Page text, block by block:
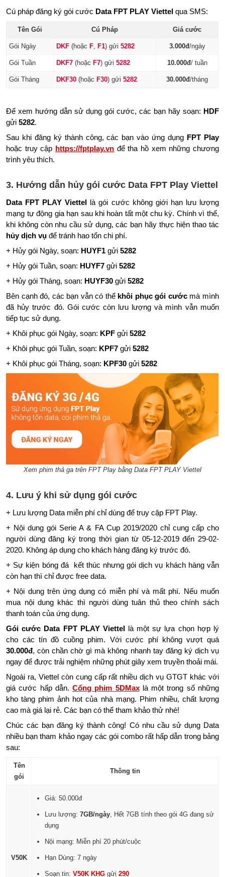
Cú pháp đăng ký gói cước Data FPT PLAY Viettel qua SMS:
Tên Gói Cú Pháp Giá cước
Gói Ngày DKF (hoặc F, F1) gửi5282 3.000đ/ngày
Gói Tuần DKF7 (hoặc F7) gửi5282 10.000đ/ tuần
Gói Tháng DKF30 (hoặc F30) gửi5282 30.000đ/tháng
Để xem hướng dẫn sử dụng gói cước, các bạn hãy soạn: HDF
gửi5282.
Sau khi đăng ký thành công, các bạn vào ứng dụng FPT Play
hoặc truy cập https://fptplay.vn để tha hồ xem những chương
trình yêu thích.
3. Hướng dẫn hủy gói cước Data FPT Play Viettel
Data FPT PLAY Viettel là gói cước không giới hạn lưu lượng
mạng tự động gia hạn sau khi hoàn tất một chu kỳ. Chính vì thế,
khi không còn nhu cầu sử dụng, các bạn hãy thực hiện thao tác
hủy dịch vụ để tránh hao tổn chi phí.
+ Hủy gói Ngày, soạn: HUYF1gửi5282
+ Hủy gói Tuần, soạn: HUYF7gửi 5282
+ Hủy gói Tháng, soạn: HUYF30gửi 5282
Bên cạnh đó, các bạn vẫn có thể khôi phục gói cướcmà mình
đã hủy trước đó. Gói cước còn lưu lượng và mình vẫn muốn
tiếp tục sử dụng.
+ Khôi phục gói Ngày, soạn: KPFgửi5282
+ Khôi phục gói Tuần, soạn: KPF7gửi 5282
+ Khôi phục gói Tháng, soạn: KPF30gửi5282
Xem phim thả ga trên FPT Play bằng Data FPT PLAY Viettel
4. Lưu ý khi sử dụng gói cước
+ Lưu lượng Data miễn phí chỉ dùng để truy cập FPT Play.
+ Nội dung gói Serie A & FA Cup 2019/2020 chỉ cung cấp cho
người dùng đăng ký trong thời gian từ 05-12-2019 đến 29-02-
2020. Không áp dụng cho khách hàng đăng ký trước đó.
+ Sự kiện bóng đá kết thúc nhưng gói dịch vụ khách hàng vẫn
còn hạn thì chỉ được free data.
+ Nội dung trên ứng dụng có miễn phí và mất phí. Nếu muốn
mua nội dung khác thì người dùng tuân thủ theo chính sách
thanh toán của ứng dụng.
Gói cước Data FPT PLAY Viettellà một sự lựa chọn hợp lý
cho các tín đồ cuồng phim. Với cước phí không vượt quá
30.000đ, còn chần chờ gì mà không nhanh tay đăng ký dịch vụ
ngay để được trải nghiệm những phút giây xem truyền thoải mái.
Ngoài ra, Viettel còn cung cấp rất nhiều dịch vụ GTGT khác với
giá cước hấp dẫn.Cổng phim 5DMaxlà một trong số những
kho tàng phim ảnh hot của nhà mạng. Phim nhiều, chất lượng
cao mà giá lại rẻ. Các bạn có thể tham khảo thử nhé!
Chúc các bạn đăng ký thành công! Có nhu cầu sử dụng Data
nhiều bạn tham khảo ngay các gói combo rất hấp dẫn trong bảng
sau:
Tên
gói
Thông tin
V50K
Giá: 50.000đ
Lưu lượng:7GB/ngày , Hết 7GB tính theo gói 4G đang sử
dụng
Nội mạng: Miễn phí 20 phút/cuộc
Hạn Dùng: 7 ngày
Soạn tin:V50K KHGgửi290